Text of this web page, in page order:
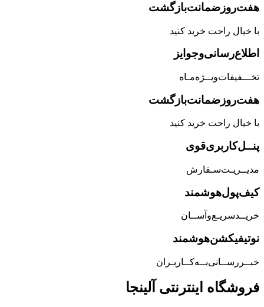
هفت‌روز‌ضمانت‌بازگشت
با خیال راحت خرید کنید
اطلاع‌رسانی‌و‌جوایز
تخـــفیفات‌ویــژه‌مـاه
هفت‌روز‌ضمانت‌بازگشت
با خیال راحت خرید کنید
پنــل‌کاربری‌قوی
مدیــریـت‌سـفارش
کیف‌پول‌هوشمند
خریــد‌سریـع‌و‌آســان
نوتیفیکشن‌هوشمند
خبــررســانی‌بــه‌کــاربـران
فروشگاه‌ اینترنتی‌ آلینجا